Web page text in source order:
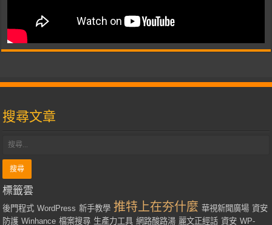
搜尋文章
標籤雲
後門程式 WordPress 新手教學 推特上在夯什麼 華視新聞廣場 資安
防護 Winhance 檔案搜尋 生產力工具 網路酸路湯 麗文正經話 資安 WP-